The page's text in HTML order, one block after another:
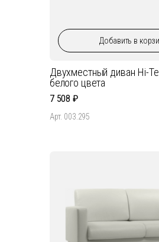
Добавить в
Двухместный диван Hi-
белого цвета
7 508
Арт. 003.295